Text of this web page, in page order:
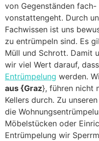
von Gegenständen
vonstattengeht. Durch
Fachwissen ist uns
zu entrümpeln sind. Es
Müll und Schrott. Damit
wir viel Wert darauf,
Entrümpelung werden.
aus {Graz}, führen nicht
Kellers durch. Zu
die
Möbelstücken oder
Entrümpelung wir